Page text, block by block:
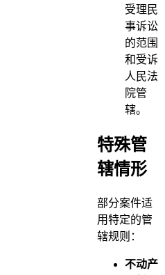
受理民
事诉讼
的范围
和受诉
人民法
院管
辖。
特殊管
辖情形
部分案件适
用特定的管
辖规则：
不动产